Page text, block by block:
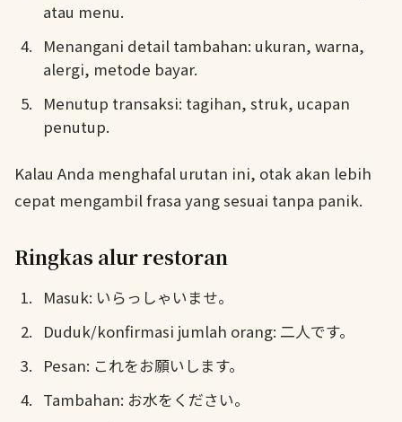
atau menu.
Menangani detail tambahan: ukuran, warna,
alergi, metode bayar.
Menutup transaksi: tagihan, struk, ucapan
penutup.
Kalau Anda menghafal urutan ini, otak akan lebih
cepat mengambil frasa yang sesuai tanpa panik.
Ringkas alur restoran
Masuk: いらっしゃいませ。
Duduk/konfirmasi jumlah orang: 二人です。
Pesan: これをお願いします。
Tambahan: お水をください。